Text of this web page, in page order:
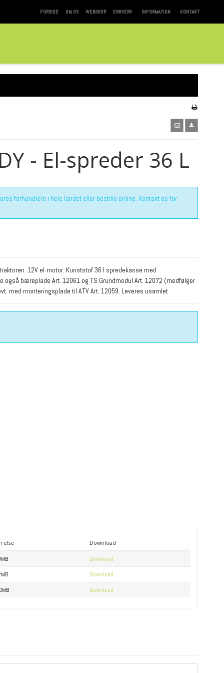
FORSIDE OM OS WEBSHOP ERHVERV INFORMATION KONTAKT
- El-spreder 36 L
forhandlere i hele landet eller bestille online. Kontakt os for
12V el-motor. Kunststof 36 l spredekasse med
også bæreplade Art. 12061 og TS Grundmodul Art. 12072 (medfølger
med monteringsplade til ATV Art. 12059. Leveres usamlet.
Download
Download
Download
Download